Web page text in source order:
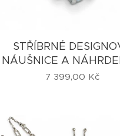
STŘÍBRNÉ
NÁUŠNICE A
7 399,00 Kč